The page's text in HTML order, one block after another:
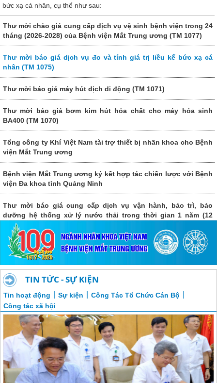
bức xạ cá nhân, cụ thể như sau:
Thư mời chào giá cung cấp dịch vụ vệ sinh bệnh viện trong 24
tháng (2026-2028) của Bệnh viện Mắt Trung ương (TM 1077)
Thư mời báo giá dịch vụ đo và tính giá trị liều kế bức xạ cá
nhân (TM 1075)
Thư mời báo giá máy hút dịch di động (TM 1071)
Thư mời báo giá bơm kim hút hóa chất cho máy hóa sinh
BA400 (TM 1070)
Tổng công ty Khí Việt Nam tài trợ thiết bị nhãn khoa cho Bệnh
viện Mắt Trung ương
Bệnh viện Mắt Trung ương ký kết hợp tác chiến lược với Bệnh
viện Đa khoa tỉnh Quảng Ninh
Thư mời báo giá cung cấp dịch vụ vận hành, bảo trì, bảo
dưỡng hệ thống xử lý nước thải trong thời gian 1 năm (12
tháng) giai đoạn 2026-2027 của Bệnh viện Mắt Trung ương.
TIN TỨC - SỰ KIỆN
Tin hoạt động Sự kiện Công Tác Tổ Chức Cán Bộ
Công tác xã hội